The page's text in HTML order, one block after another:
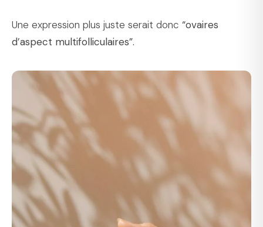
Une expression plus juste serait donc “ovaires
d’aspect multifolliculaires”.